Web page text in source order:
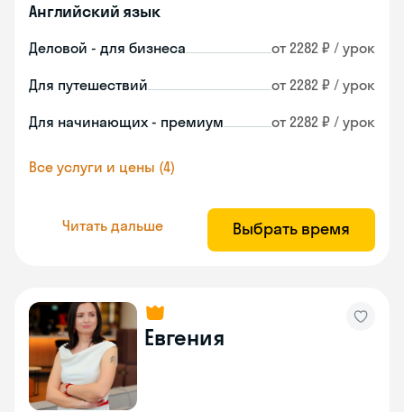
Английский язык
Деловой - для бизнеса от 2282 ₽ / урок
Для путешествий от 2282 ₽ / урок
Для начинающих - премиум от 2282 ₽ / урок
Все услуги и цены (4)
Читать дальше Выбрать время
Евгения